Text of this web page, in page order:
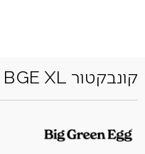
קונבקטור BGE XL